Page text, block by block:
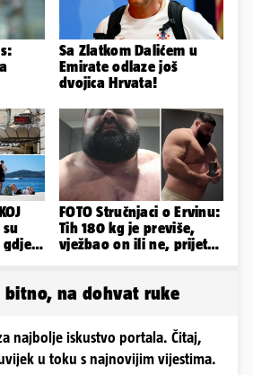
Sa Zlatkom Dalićem u
Emirate odlaze još
dvojica Hrvata!
su
gdje
FOTO Stručnjaci o Ervinu:
Tih 180 kg je previše,
vježbao on ili ne, prijete
bitno, na dohvat ruke
najbolje iskustvo portala. Čitaj,
u toku s najnovijim vijestima.